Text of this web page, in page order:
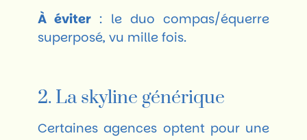
À éviter : le duo compas/équerre
superposé, vu mille fois.
2. La skyline générique
Certaines agences optent pour une